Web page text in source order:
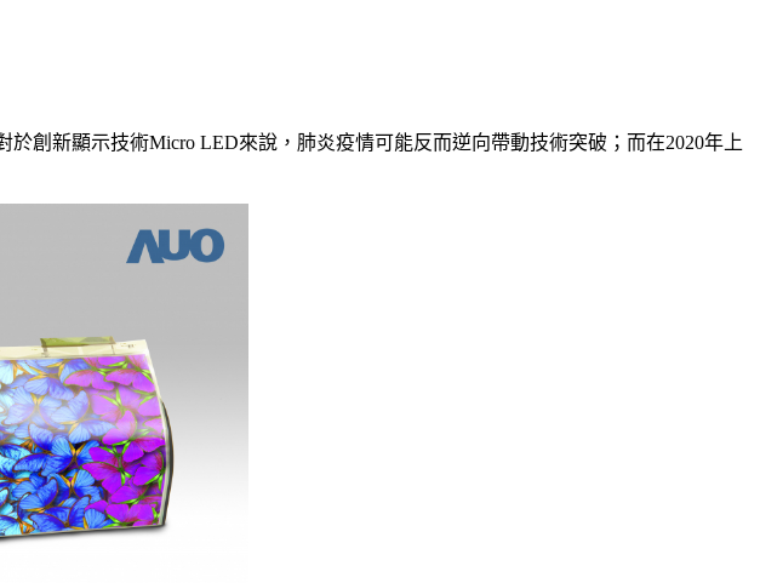
創新顯示技術Micro LED來說，肺炎疫情可能反而逆向帶動技術突破；而在2020年上